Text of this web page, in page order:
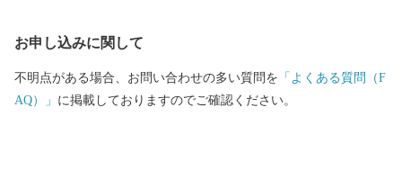
お申し込みに関して
不明点がある場合、お問い合わせの多い質問を 「よくある質問（F
AQ）」 に掲載しておりますのでご確認ください。